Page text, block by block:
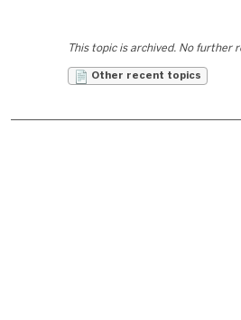
This topic is archived. No further
Other recent topics